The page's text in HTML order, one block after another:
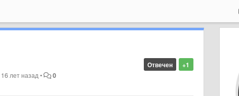
+1
Отвечен
16 лет назад • 0